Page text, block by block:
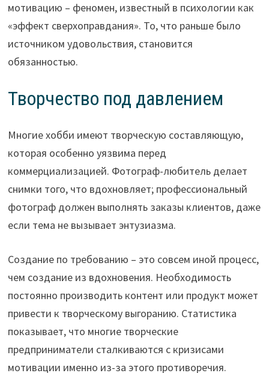
мотивацию – феномен, известный в психологии как
«эффект сверхоправдания». То, что раньше было
источником удовольствия, становится
обязанностью.
Творчество под давлением
Многие хобби имеют творческую составляющую,
которая особенно уязвима перед
коммерциализацией. Фотограф-любитель делает
снимки того, что вдохновляет; профессиональный
фотограф должен выполнять заказы клиентов, даже
если тема не вызывает энтузиазма.
Создание по требованию – это совсем иной процесс,
чем создание из вдохновения. Необходимость
постоянно производить контент или продукт может
привести к творческому выгоранию. Статистика
показывает, что многие творческие
предприниматели сталкиваются с кризисами
мотивации именно из-за этого противоречия.